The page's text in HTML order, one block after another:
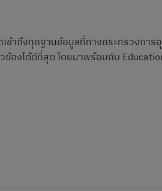
ข้าถึงทุกฐานข้อมูลที่ทางกระทรวงก
องได้ดีที่สุด โดยมาพร้อมกับ